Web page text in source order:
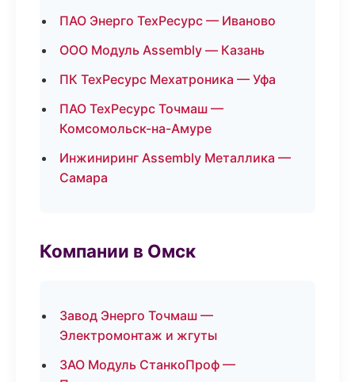
ПАО Энерго ТехРесурс — Иваново
ООО Модуль Assembly — Казань
ПК ТехРесурс Мехатроника — Уфа
ПАО ТехРесурс Точмаш —
Комсомольск-на-Амуре
Инжиниринг Assembly Металлика —
Самара
Компании в Омск
Завод Энерго Точмаш —
Электромонтаж и жгуты
ЗАО Модуль СтанкоПроф —